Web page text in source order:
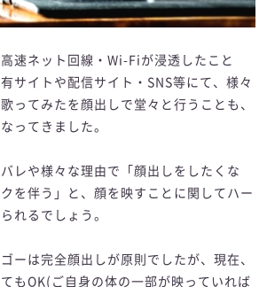
速ネット回線・Wi-Fiが浸透したこと
サイトや配信サイト・SNS等にて、様々
ってみたを顔出しで堂々と行うことも、
ってきました。
レや様々な理由で「顔出しをしたくな
を伴う」と、顔を映すことに関してハー
れるでしょう。
ーは完全顔出しが原則でしたが、現在、
もOK(ご自身の体の一部が映っていれば